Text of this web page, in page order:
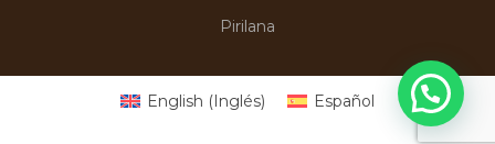
Pirilana
English ( Inglés) Español